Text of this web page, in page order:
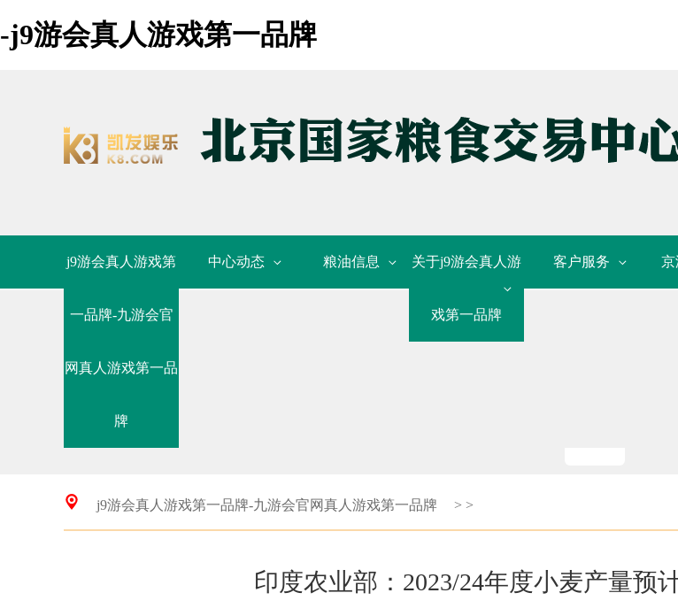
-j9游会真人游戏第一品牌
j9游会真人游戏第
一品牌-九游会官
网真人游戏第一品
牌
中心动态 粮油信息 关于j9游会真人游
戏第一品牌
客户服务 京
j9游会真人游戏第一品牌-九游会官网真人游戏第一品牌 > >
印度农业部：2023/24年度小麦产量预